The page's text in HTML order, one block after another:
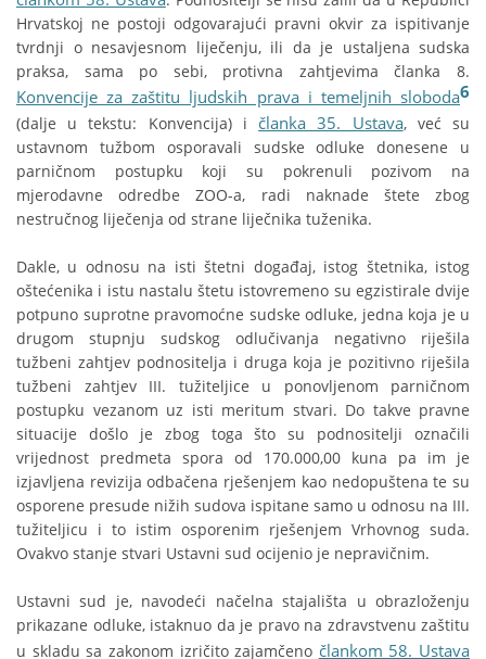
Hrvatskoj ne postoji odgovarajući pravni okvir za ispitivanje
tvrdnji o nesavjesnom liječenju, ili da je ustaljena sudska
praksa, sama po sebi, protivna zahtjevima članka 8.
Konvencije za zaštitu ljudskih prava i temeljnih sloboda6
(dalje u tekstu: Konvencija) i članka 35. Ustava, već su
ustavnom tužbom osporavali sudske odluke donesene u
parničnom postupku koji su pokrenuli pozivom na
mjerodavne odredbe ZOO-a, radi naknade štete zbog
nestručnog liječenja od strane liječnika tuženika.
Dakle, u odnosu na isti štetni događaj, istog štetnika, istog
oštećenika i istu nastalu štetu istovremeno su egzistirale dvije
potpuno suprotne pravomoćne sudske odluke, jedna koja je u
drugom stupnju sudskog odlučivanja negativno riješila
tužbeni zahtjev podnositelja i druga koja je pozitivno riješila
tužbeni zahtjev III. tužiteljice u ponovljenom parničnom
postupku vezanom uz isti meritum stvari. Do takve pravne
situacije došlo je zbog toga što su podnositelji označili
vrijednost predmeta spora od 170.000,00 kuna pa im je
izjavljena revizija odbačena rješenjem kao nedopuštena te su
osporene presude nižih sudova ispitane samo u odnosu na III.
tužiteljicu i to istim osporenim rješenjem Vrhovnog suda.
Ovakvo stanje stvari Ustavni sud ocijenio je nepravičnim.
Ustavni sud je, navodeći načelna stajališta u obrazloženju
prikazane odluke, istaknuo da je pravo na zdravstvenu zaštitu
u skladu sa zakonom izričito zajamčeno člankom 58. Ustava